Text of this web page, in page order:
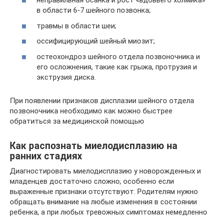
в области 6-7 шейного позвонка;
травмы в области шеи;
оссифицирующий шейный миозит;
остеохондроз шейного отдела позвоночника и
его осложнения, такие как грыжа, протрузия и
экструзия диска.
При появлении признаков дисплазии шейного отдела
позвоночника необходимо как можно быстрее
обратиться за медицинской помощью
Как распознать миелодисплазию на
ранних стадиях
Диагностировать миелодисплазию у новорожденных и
младенцев достаточно сложно, особенно если
выраженные признаки отсутствуют. Родителям нужно
обращать внимание на любые изменения в состоянии
ребенка, а при любых тревожных симптомах немедленно